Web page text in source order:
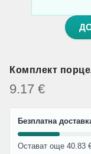
Комплект
9.17 €
Безплатна
Остават още 40.83